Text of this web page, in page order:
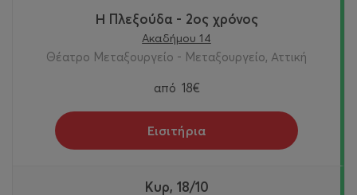
Η Πλεξούδα - 2ος χρόνος
Ακαδήμου 14
Θέατρο Μεταξουργείο - Μεταξουργείο, Αττική
από 18€
Εισιτήρια
Κυρ, 18/10